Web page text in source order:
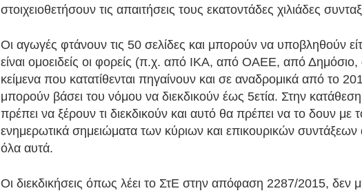
στοιχειοθετήσουν τις απαιτήσεις τους εκατοντάδες χιλιάδες
Οι αγωγές φτάνουν τις 50 σελίδες και μπορούν να υποβληθούν
είναι ομοειδείς οι φορείς (π.χ. από ΙΚΑ, από ΟΑΕΕ, από
κείμενα που κατατίθενται πηγαίνουν και σε αναδρομικά από το
μπορούν βάσει του νόμου να διεκδικούν έως 5ετία. Στην
πρέπει να ξέρουν τι διεκδικούν και αυτό θα πρέπει να το δουν με
ενημερωτικά σημειώματα των κύριων και επικουρικών
όλα αυτά.
Οι διεκδικήσεις όπως λέει το ΣτΕ στην απόφαση 2287/2015, δεν